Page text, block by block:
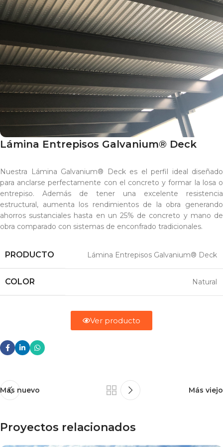
Lámina Entrepisos Galvanium® Deck
Nuestra Lámina Galvanium® Deck es el perfil ideal diseñado
para anclarse perfectamente con el concreto y formar la losa o
entrepiso. Además de tener una excelente resistencia
estructural, aumenta los rendimientos de la obra generando
ahorros sustanciales hasta en un 25% de concreto y mano de
obra comparado con sistemas de enconfrado tradicionales.
PRODUCTO Lámina Entrepisos Galvanium® Deck
COLOR Natural
Ver producto
Más nuevo Más viejo
Proyectos relacionados